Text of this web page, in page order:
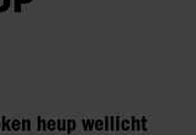
heup wellicht